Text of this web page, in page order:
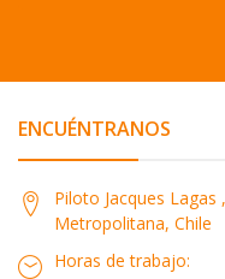
ENCUÉNTRANOS
Piloto Jacques Lagas
Metropolitana, Chile
Horas de trabajo: